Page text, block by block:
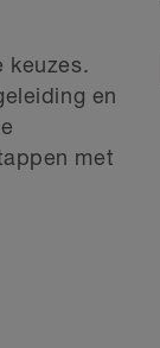
keuzes.
en
met